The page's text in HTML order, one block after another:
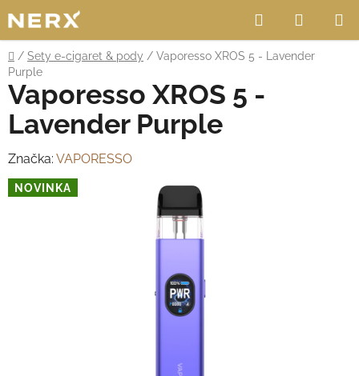
na
obsah
Hledat
KOŠÍK
Domů
/ Sety e-cigaret & pody / Vaporesso XROS 5 - Lavender
Purple
Vaporesso XROS 5 -
Lavender Purple
Značka: VAPORESSO
NOVINKA